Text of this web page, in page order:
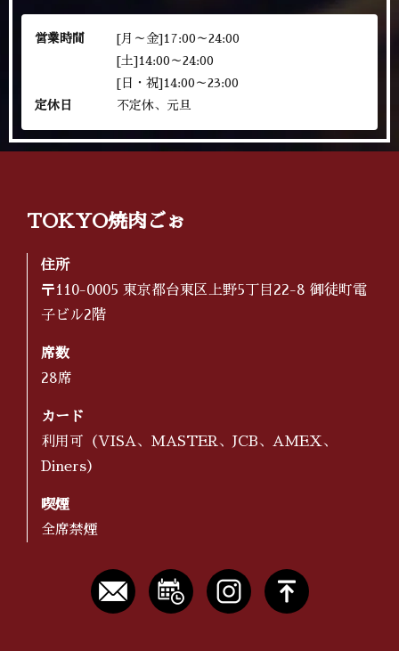
営業時間
[月～金]17:00～24:00
[土]14:00～24:00
[日・祝]14:00～23:00
定休日
不定休、元旦
TOKYO焼肉ごぉ
住所
〒110-0005 東京都台東区上野5丁目22-8 御徒町電
子ビル2階
席数
28席
カード
利用可（VISA、MASTER、JCB、AMEX、
Diners）
喫煙
全席禁煙